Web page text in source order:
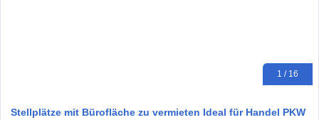
1 / 16
Stellplätze mit Bürofläche zu vermieten Ideal für Handel PKW